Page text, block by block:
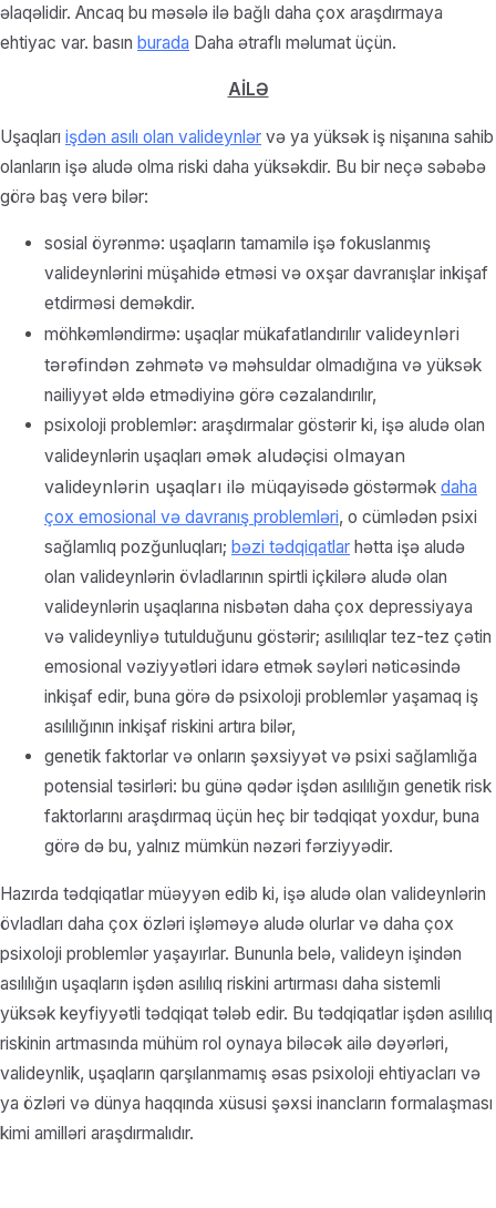
əlaqəlidir. Ancaq bu məsələ ilə bağlı daha çox araşdırmaya
ehtiyac var. basın burada Daha ətraflı məlumat üçün.
AİLƏ
Uşaqları işdən asılı olan valideynlər və ya yüksək iş nişanına sahib
olanların işə aludə olma riski daha yüksəkdir. Bu bir neçə səbəbə
görə baş verə bilər:
sosial öyrənmə: uşaqların tamamilə işə fokuslanmış
valideynlərini müşahidə etməsi və oxşar davranışlar inkişaf
etdirməsi deməkdir.
möhkəmləndirmə: uşaqlar mükafatlandırılır valideynləri
tərəfindən zəhmətə və məhsuldar olmadığına və yüksək
nailiyyət əldə etmədiyinə görə cəzalandırılır,
psixoloji problemlər: araşdırmalar göstərir ki, işə aludə olan
valideynlərin uşaqları əmək aludəçisi olmayan
valideynlərin uşaqları ilə müqayisədə göstərmək daha
çox emosional və davranış problemləri, o cümlədən psixi
sağlamlıq pozğunluqları; bəzi tədqiqatlar hətta işə aludə
olan valideynlərin övladlarının spirtli içkilərə aludə olan
valideynlərin uşaqlarına nisbətən daha çox depressiyaya
və valideynliyə tutulduğunu göstərir; asılılıqlar tez-tez çətin
emosional vəziyyətləri idarə etmək səyləri nəticəsində
inkişaf edir, buna görə də psixoloji problemlər yaşamaq iş
asılılığının inkişaf riskini artıra bilər,
genetik faktorlar və onların şəxsiyyət və psixi sağlamlığa
potensial təsirləri: bu günə qədər işdən asılılığın genetik risk
faktorlarını araşdırmaq üçün heç bir tədqiqat yoxdur, buna
görə də bu, yalnız mümkün nəzəri fərziyyədir.
Hazırda tədqiqatlar müəyyən edib ki, işə aludə olan valideynlərin
övladları daha çox özləri işləməyə aludə olurlar və daha çox
psixoloji problemlər yaşayırlar. Bununla belə, valideyn işindən
asılılığın uşaqların işdən asılılıq riskini artırması daha sistemli
yüksək keyfiyyətli tədqiqat tələb edir. Bu tədqiqatlar işdən asılılıq
riskinin artmasında mühüm rol oynaya biləcək ailə dəyərləri,
valideynlik, uşaqların qarşılanmamış əsas psixoloji ehtiyacları və
ya özləri və dünya haqqında xüsusi şəxsi inancların formalaşması
kimi amilləri araşdırmalıdır.